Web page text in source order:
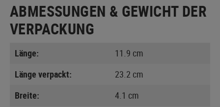
ABMESSUNGEN & GEWICHT DER
VERPACKUNG
Länge:
11.9 cm
Länge verpackt:
23.2 cm
Breite:
4.1 cm